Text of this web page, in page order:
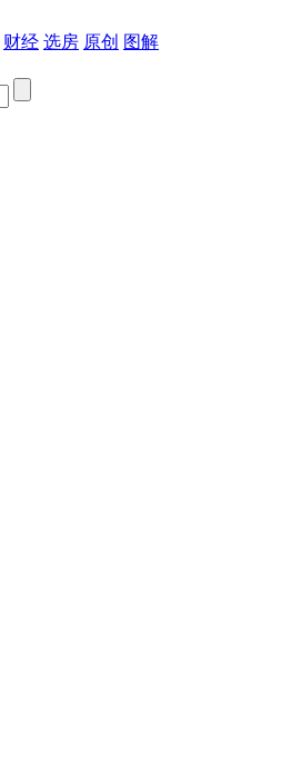
财经 选房 原创 图解